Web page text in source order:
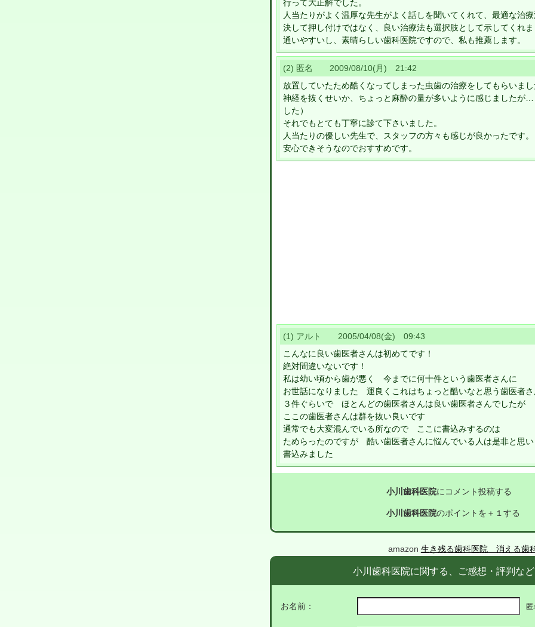
行って大正解でした。
人当たりがよく温厚な先生がよく話しを聞いてくれて、最適な治
決して押し付けではなく、良い治療法も選択肢として示してくれ
通いやすいし、素晴らしい歯科医院ですので、私も推薦します。
(2) 匿名 2009/08/10(月) 21:42
放置していたため酷くなってしまった虫歯の治療をしてもらいま
神経を抜くせいか、ちょっと麻酔の量が多いように感じましたが
した）
それでもとても丁寧に診て下さいました。
人当たりの優しい先生で、スタッフの方々も感じが良かったです。
安心できそうなのでおすすめです。
(1) アルト 2005/04/08(金) 09:43
こんなに良い歯医者さんは初めてです！
絶対間違いないです！
私は幼い頃から歯が悪く 今までに何十件という歯医者さんに
お世話になりました 運良くこれはちょっと酷いなと思う歯医者
３件ぐらいで ほとんどの歯医者さんは良い歯医者さんでしたが
ここの歯医者さんは群を抜い良いです
通常でも大変混んでいる所なので ここに書込みするのは
ためらったのですが 酷い歯医者さんに悩んでいる人は是非と思い
書込みました
小川歯科医院にコメント投稿する
小川歯科医院のポイントを＋１する
amazon 生き残る歯科医院 消える歯
小川歯科医院に関する、ご感想・評判な
お名前： 匿